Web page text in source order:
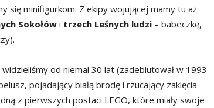
się minifigurkom. Z ekipy wojującej mamy tu aż
Sokołów i trzech Leśnych ludzi – babeczkę,
od niemal 30 lat (zadebiutował w 1993
pojadający białą brodę i rzucający zaklęcia
z pierwszych postaci LEGO, które miały swoje